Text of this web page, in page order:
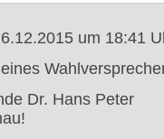
um 18:41
Dr. Hans Peter